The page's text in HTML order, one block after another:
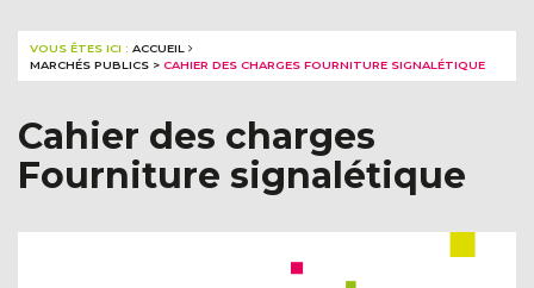
VOUS ÊTES ICI : ACCUEIL
MARCHÉS PUBLICS > CAHIER DES CHARGES FOURNITURE SIGNALÉTIQUE
Cahier des charges
Fourniture signalétique